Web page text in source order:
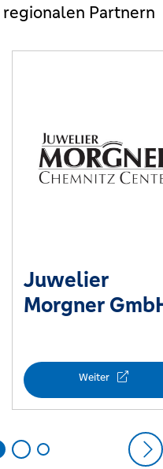
Partnern
Juwelier
Morgner
Weiter